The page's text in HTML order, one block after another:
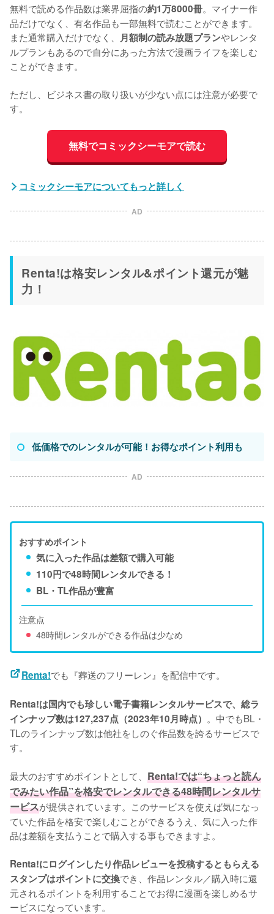
無料で読める作品数は業界屈指の約1万8000冊。マイナー作
品だけでなく、有名作品も一部無料で読むことができます。
また通常購入だけでなく、 月額制の読み放題プランやレンタ
ルプランもあるので自分にあった方法で漫画ライフを楽しむ
ことができます。
ただし、ビジネス書の取り扱いが少ない点には注意が必要で
す。
無料でコミックシーモアで読む
コミックシーモアについてもっと詳しく
AD
Renta!は格安レンタル&ポイント還元が魅
力！
低価格でのレンタルが可能！お得なポイント利用も
AD
おすすめポイント
気に入った作品は差額で購入可能
110円で48時間レンタルできる！
BL・TL作品が豊富
注意点
48時間レンタルができる作品は少なめ
Renta!でも『葬送のフリーレン』を配信中です。
Renta!は国内でも珍しい電子書籍レンタルサービスで、総ラ
インナップ数は127,237点（2023年10月時点） 。中でもBL・
TLのラインナップ数は他社をしのぐ作品数を誇るサービスで
す。
最大のおすすめポイントとして、 Renta!では“ちょっと読ん
でみたい作品”を格安でレンタルできる48時間レンタルサ
ービスが提供されています。このサービスを使えば気になっ
ていた作品を格安で楽しむことができるうえ、気に入った作
品は差額を支払うことで購入する事もできますよ。
Renta!にログインしたり作品レビューを投稿するともらえる
スタンプはポイントに交換でき、作品レンタル／購入時に還
元されるポイントを利用することでお得に漫画を楽しめるサ
ービスになっています。